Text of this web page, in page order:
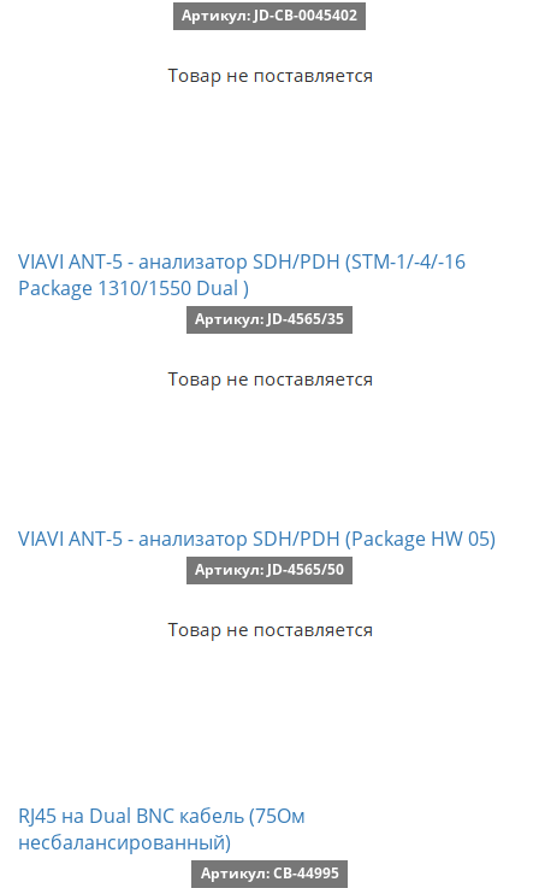
Артикул: JD-CB-0045402
VIAVI ANT-5 - анализатор SDH/PDH (STM-1/-4/-16
Package 1310/1550 Dual )
Артикул: JD-4565/35
VIAVI ANT-5 - анализатор SDH/PDH (Package HW 05)
Артикул: JD-4565/50
RJ45 на Dual BNC кабель (75Ом
несбалансированный)
Артикул: CB-44995